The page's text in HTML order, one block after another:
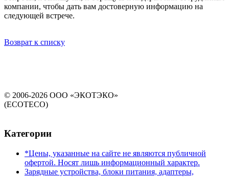
компании, чтобы дать вам достоверную информацию на
следующей встрече.
Возврат к списку
© 2006-2026 ООО «ЭКОТЭКО»
(ECOTECO)
Категории
*Цены, указанные на сайте не являются публичной
офертой. Носят лишь информационный характер.
Зарядные устройства, блоки питания, адаптеры,